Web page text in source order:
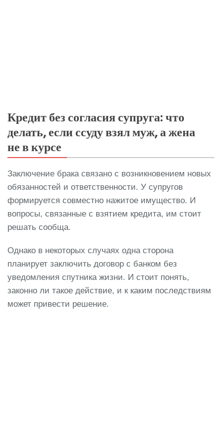
Кредит без согласия супруга: что
делать, если ссуду взял муж, а жена
не в курсе
Заключение брака связано с возникновением новых
обязанностей и ответственности. У супругов
формируется совместно нажитое имущество. И
вопросы, связанные с взятием кредита, им стоит
решать сообща.
Однако в некоторых случаях одна сторона
планирует заключить договор с банком без
уведомления спутника жизни. И стоит понять,
законно ли такое действие, и к каким последствиям
может привести решение.